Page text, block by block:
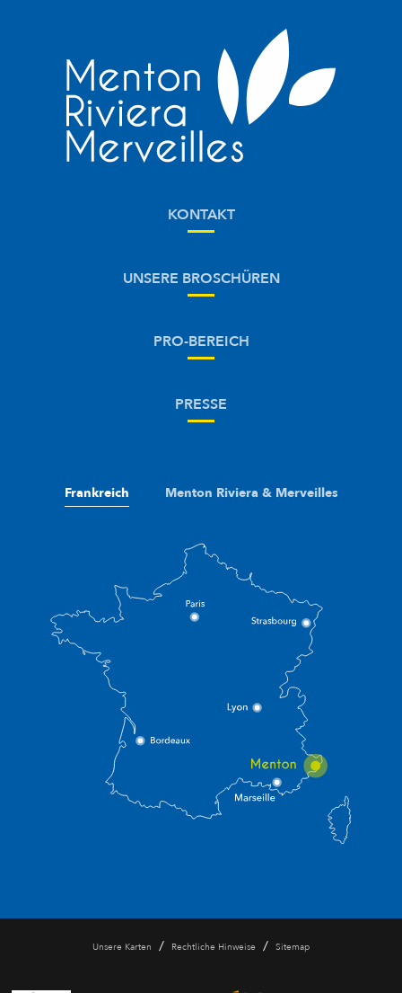
KONTAKT
UNSERE BROSCHÜREN
PRO-BEREICH
PRESSE
Frankreich Menton Riviera & Merveilles
Unsere Karten / Rechtliche Hinweise / Sitemap